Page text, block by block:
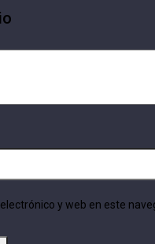
y web en este